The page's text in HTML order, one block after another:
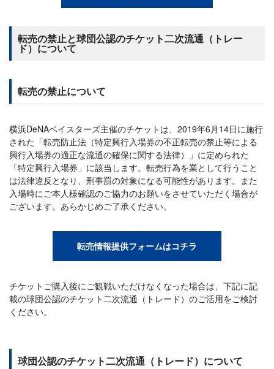
転売の禁止と球団公認のチケット二次流通（トレー
ド）について
転売の禁止について
横浜DeNAベイスターズ主催のチケットは、2019年6月14日に施行
された「転売防止法（特定興行入場券の不正転売の禁止等による
興行入場券の適正な流通の確保に関する法律）」に定められた
「特定興行入場券」に該当します。転売行為を業として行うこと
は法律違反となり、刑事罰の対象になる可能性があります。また
入場時にご本人様確認のご協力のお願いをさせていただく場合が
ございます。あらかじめご了承ください。
転売情報提供フォームはコチラ
チケットご購入後にご観戦いただけなくなった場合は、下記に記
載の球団公認のチケット二次流通（トレード）のご活用をご検討
ください。
球団公認のチケット二次流通（トレード）について